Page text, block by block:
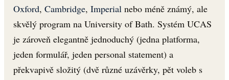
Oxford, Cambridge, Imperial nebo méně známý, ale
skvělý program na University of Bath. Systém UCAS
je zároveň elegantně jednoduchý (jedna platforma,
jeden formulář, jeden personal statement) a
překvapivě složitý (dvě různé uzávěrky, pět voleb s